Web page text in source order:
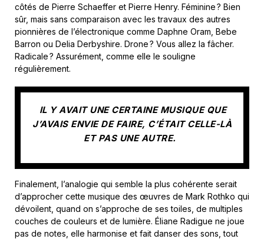
côtés de Pierre Schaeffer et Pierre Henry. Féminine ? Bien
sûr, mais sans comparaison avec les travaux des autres
pionnières de l’électronique comme Daphne Oram, Bebe
Barron ou Delia Derbyshire. Drone ? Vous allez la fâcher.
Radicale ? Assurément, comme elle le souligne
régulièrement.
IL Y AVAIT UNE CERTAINE MUSIQUE QUE
J’AVAIS ENVIE DE FAIRE, C’ÉTAIT CELLE-LÀ
ET PAS UNE AUTRE.
Finalement, l’analogie qui semble la plus cohérente serait
d’approcher cette musique des œuvres de Mark Rothko qui
dévoilent, quand on s’approche de ses toiles, de multiples
couches de couleurs et de lumière. Éliane Radigue ne joue
pas de notes, elle harmonise et fait danser des sons, tout